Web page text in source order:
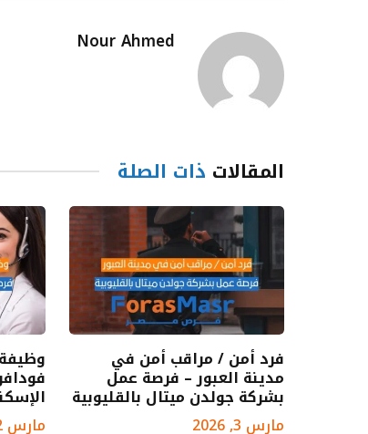
Nour Ahmed
المقالات ذات الصلة
فرد أمن / مراقب أمن في
مدينة العبور – فرصة عمل
بشركة جولدن ميتال بالقليوبية
مارس 3, 2026
مارس 2, 2026